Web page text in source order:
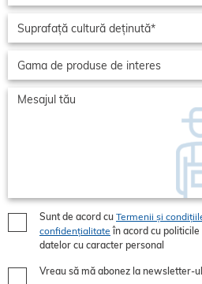
Sunt de acord cu Termenii și
confidențialitate în acord cu politicile GDPR privind prelucrarea
datelor cu caracter personal
Vreau să mă abonez la newsletter-